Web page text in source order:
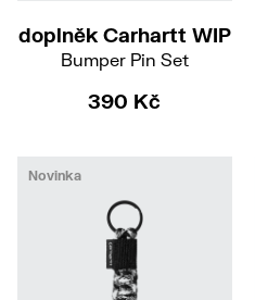
doplněk Carhartt WIP
Bumper Pin Set
390 Kč
Novinka